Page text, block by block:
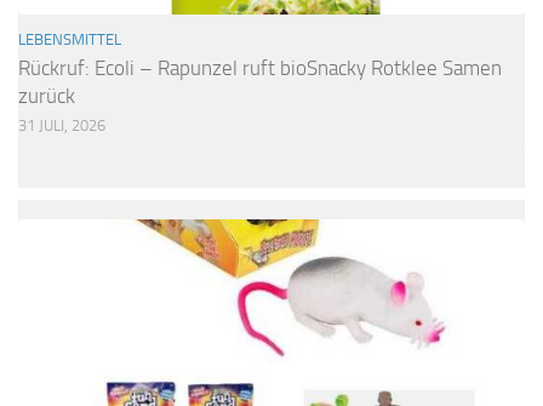
LEBENSMITTEL
Rückruf: Ecoli – Rapunzel ruft bioSnacky Rotklee Samen
zurück
31 JULI, 2026